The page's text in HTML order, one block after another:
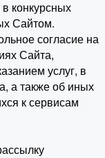
конкурсных
Сайтом.
согласие на
Сайта,
услуг, в
а также об иных
к сервисам